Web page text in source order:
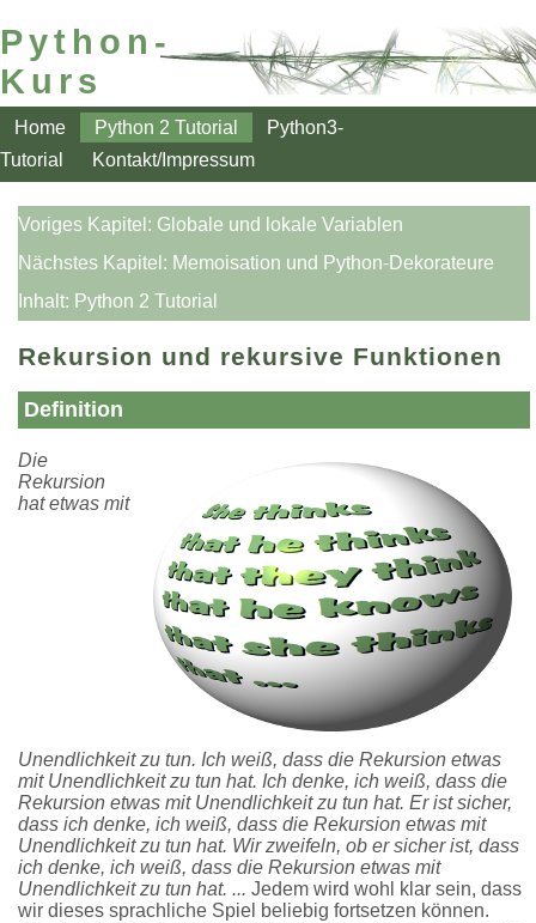
Python-
Kurs
Home Python 2 Tutorial
Python3-
Tutorial
Kontakt/Impressum
Voriges Kapitel: Globale und lokale Variablen
Nächstes Kapitel: Memoisation und Python-Dekorateure
Inhalt: Python 2 Tutorial
Rekursion und rekursive Funktionen
Definition
Die
Rekursion
hat etwas mit
Unendlichkeit zu tun. Ich weiß, dass die Rekursion etwas
mit Unendlichkeit zu tun hat. Ich denke, ich weiß, dass die
Rekursion etwas mit Unendlichkeit zu tun hat. Er ist sicher,
dass ich denke, ich weiß, dass die Rekursion etwas mit
Unendlichkeit zu tun hat. Wir zweifeln, ob er sicher ist, dass
ich denke, ich weiß, dass die Rekursion etwas mit
Unendlichkeit zu tun hat. ... Jedem wird wohl klar sein, dass
wir dieses sprachliche Spiel beliebig fortsetzen können.